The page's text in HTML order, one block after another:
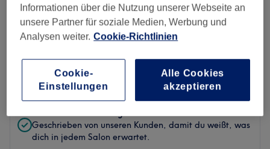
Bewertungen filtern
Bewertung Nach Sternen filtern
Geschrieben von unseren Kunden, damit du weißt, was
dich in jedem Salon erwartet.
Informationen über die Nutzung unserer Webseite an
unsere Partner für soziale Medien, Werbung und
Analysen weiter. Cookie-Richtlinien
Cookie-
Einstellungen
Alle Cookies
akzeptieren